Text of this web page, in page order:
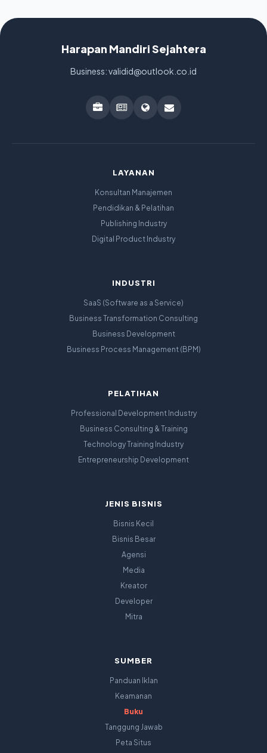
Harapan Mandiri Sejahtera
Business: validid@outlook.co.id
LAYANAN
Konsultan Manajemen
Pendidikan & Pelatihan
Publishing Industry
Digital Product Industry
INDUSTRI
SaaS (Software as a Service)
Business Transformation Consulting
Business Development
Business Process Management (BPM)
PELATIHAN
Professional Development Industry
Business Consulting & Training
Technology Training Industry
Entrepreneurship Development
JENIS BISNIS
Bisnis Kecil
Bisnis Besar
Agensi
Media
Kreator
Developer
Mitra
SUMBER
Panduan Iklan
Keamanan
Buku
Tanggung Jawab
Peta Situs